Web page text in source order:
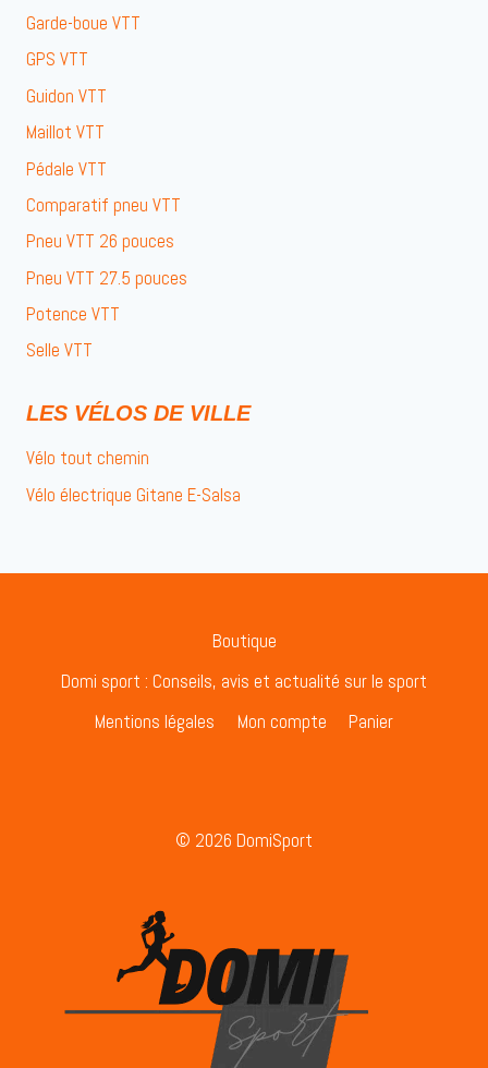
Garde-boue VTT
GPS VTT
Guidon VTT
Maillot VTT
Pédale VTT
Comparatif pneu VTT
Pneu VTT 26 pouces
Pneu VTT 27.5 pouces
Potence VTT
Selle VTT
LES VÉLOS DE VILLE
Vélo tout chemin
Vélo électrique Gitane E-Salsa
Boutique
Domi sport : Conseils, avis et actualité sur le sport
Mentions légales
Mon compte Panier
© 2026 DomiSport